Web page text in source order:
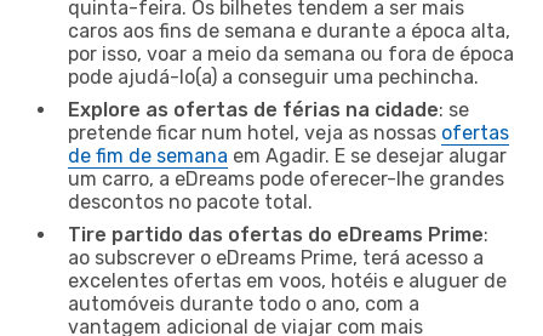
quinta-feira. Os bilhetes tendem a ser mais
caros aos fins de semana e durante a época alta,
por isso, voar a meio da semana ou fora de época
pode ajudá-lo(a) a conseguir uma pechincha.
Explore as ofertas de férias na cidade: se
pretende ficar num hotel, veja as nossas ofertas
de fim de semana em Agadir. E se desejar alugar
um carro, a eDreams pode oferecer-lhe grandes
descontos no pacote total.
Tire partido das ofertas do eDreams Prime:
ao subscrever o eDreams Prime, terá acesso a
excelentes ofertas em voos, hotéis e aluguer de
automóveis durante todo o ano, com a
vantagem adicional de viajar com mais